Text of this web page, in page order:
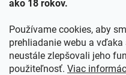
ako 18 rokov.
Používame cookies, aby
prehliadanie webu a
neustále zlepšovali jeho
použiteľnosť. Viac
COOKIES